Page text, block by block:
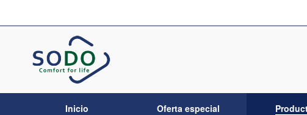
al
Inicio Oferta especial